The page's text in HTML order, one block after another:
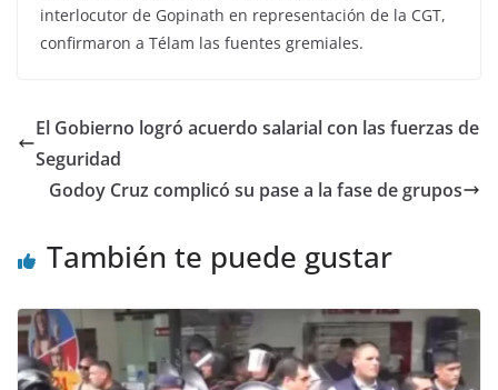
interlocutor de Gopinath en representación de la CGT,
confirmaron a Télam las fuentes gremiales.
El Gobierno logró acuerdo salarial con las fuerzas de
Seguridad
Godoy Cruz complicó su pase a la fase de grupos
También te puede gustar